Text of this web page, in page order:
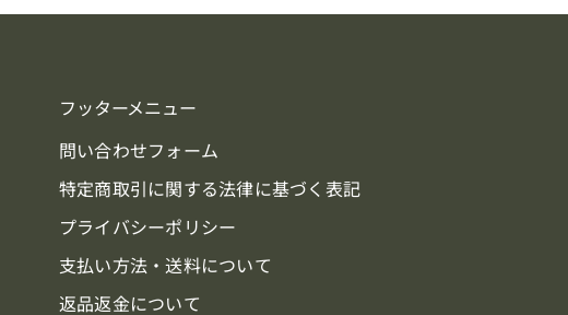
フッターメニュー
問い合わせフォーム
特定商取引に関する法律に基づく表記
プライバシーポリシー
支払い方法・送料について
返品返金について